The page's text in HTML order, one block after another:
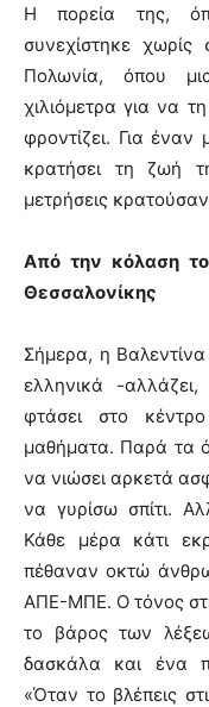
Η πορεία της,
συνεχίστηκε
Πολωνία, όπου
χιλιόμετρα για να
φροντίζει. Για
κρατήσει τη ζωή
μετρήσεις
Από την κόλαση
Θεσσαλονίκης
Σήμερα, η Βαλεντίνα
ελληνικά -
φτάσει στο
μαθήματα. Παρά τα
να νιώσει αρκετά
να γυρίσω σπίτι.
Κάθε μέρα κάτι
πέθαναν οκτώ
ΑΠΕ-ΜΠΕ. Ο τόνος
το βάρος των
δασκάλα και ένα
«Όταν το βλέπεις